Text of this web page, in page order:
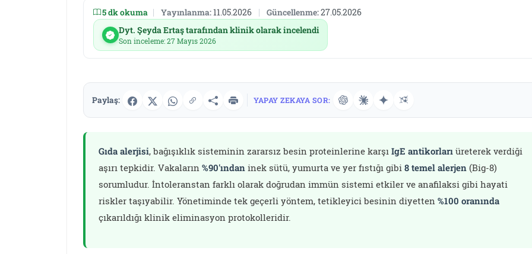
5 dk okuma | Yayınlanma:11.05.2026 | Güncellenme:27.05.2026
Dyt. Şeyda Ertaş tarafından klinik olarak incelendi
Son inceleme: 27 Mayıs 2026
Paylaş: YAPAY ZEKAYA SOR:
Gıda alerjisi, bağışıklık sisteminin zararsız besin proteinlerine karşıIgE antikorları üreterek verdiği
aşırı tepkidir. Vakaların%90'ından inek sütü, yumurta ve yer fıstığı gibi8 temel alerjen (Big-8)
sorumludur. İntoleranstan farklı olarak doğrudan immün sistemi etkiler ve anafilaksi gibi hayati
riskler taşıyabilir. Yönetiminde tek geçerli yöntem, tetikleyici besinin diyetten%100 oranında
çıkarıldığı klinik eliminasyon protokolleridir.